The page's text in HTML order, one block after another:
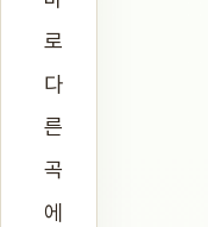
로
다
른
곡
에